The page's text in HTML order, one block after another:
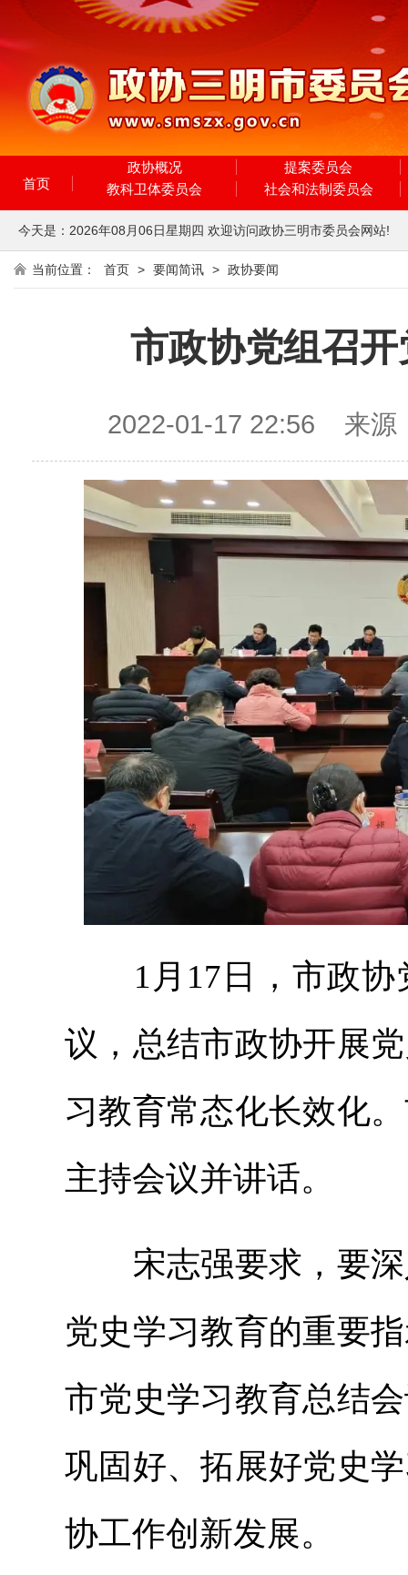
首页
政协概况
提案委员会
教科卫体委员会
社会和法制委员会
今天是： 2026年08月06日星期四 欢迎访问政协三明市委员会网站!
当前位置： 首页 > 要闻简讯 > 政协要闻
市政协党组召
2022-01-17 22:56 来
1月17日，市政协
议，总结市政协开展
习教育常态化长效化
主持会议并讲话。
宋志强要求，要深
党史学习教育的重要
市党史学习教育总结
巩固好、拓展好党史
协工作创新发展。